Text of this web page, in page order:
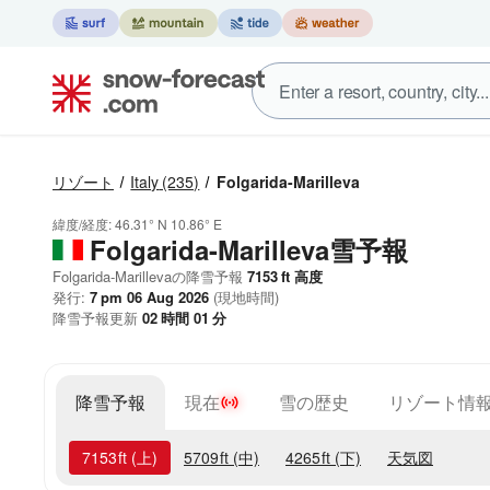
リゾート Italy (235) Folgarida-Marilleva
緯度/経度:46.31° N 10.86° E
Folgarida-Marilleva雪予報
Folgarida-Marillevaの降雪予報 7153ft 高度
発行: 7 pm 06 Aug 2026 (現地時間)
降雪予報更新 02時間 01 分
降雪予報 現在 雪の歴史 リゾート情
7153ft (上) 5709ft (中) 4265ft (下) 天気図